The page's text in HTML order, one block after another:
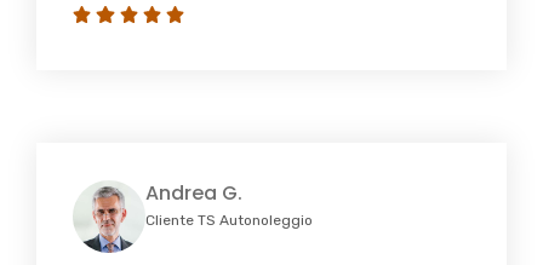
Andrea G.
Cliente TS Autonoleggio